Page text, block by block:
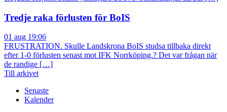
Tredje raka förlusten för BoIS
01 aug 19:06
FRUSTRATION. Skulle Landskrona BoIS studsa tillbaka direkt
efter 1-0 förlusten senast mot IFK Norrköping.? Det var frågan när
de randige […]
Till arkivet
Senaste
Kalender